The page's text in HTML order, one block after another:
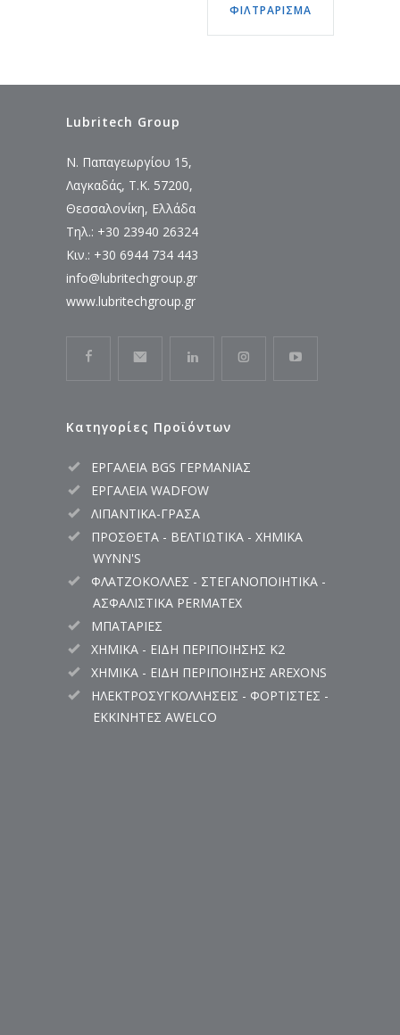
ΦΙΛΤΡΆΡΙΣΜΑ
Lubritech Group
Ν. Παπαγεωργίου 15,
Λαγκαδάς, Τ.Κ. 57200,
Θεσσαλονίκη, Ελλάδα
Τηλ.: +30 23940 26324
Κιν.: +30 6944 734 443
info@lubritechgroup.gr
www.lubritechgroup.gr
Κατηγορίες Προϊόντων
ΕΡΓΑΛΕΙΑ BGS ΓΕΡΜΑΝΙΑΣ
ΕΡΓΑΛΕΙΑ WADFOW
ΛΙΠΑΝΤΙΚΑ-ΓΡΑΣΑ
ΠΡΟΣΘΕΤΑ - ΒΕΛΤΙΩΤΙΚΑ - ΧΗΜΙΚΑ
WYNN'S
ΦΛΑΤΖΟΚΟΛΛΕΣ - ΣΤΕΓΑΝΟΠΟΙΗΤΙΚΑ -
ΑΣΦΑΛΙΣΤΙΚΑ PERMATEX
ΜΠΑΤΑΡΙΕΣ
ΧΗΜΙΚΑ - ΕΙΔΗ ΠΕΡΙΠΟΙΗΣΗΣ K2
ΧΗΜΙΚΑ - ΕΙΔΗ ΠΕΡΙΠΟΙΗΣΗΣ AREXONS
ΗΛΕΚΤΡΟΣΥΓΚΟΛΛΗΣΕΙΣ - ΦΟΡΤΙΣΤΕΣ -
ΕΚΚΙΝΗΤΕΣ AWELCO